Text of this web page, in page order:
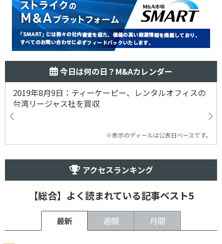
今日は何の日？M&Aカレンダー
2019年8月9日：ティーケーピー、レンタルオフィスの
台湾リージャス社を買収
※表示のディールは公表日ベースです。
アクセスランキング
【総合】よく読まれている記事ベスト5
最新 週間 月間